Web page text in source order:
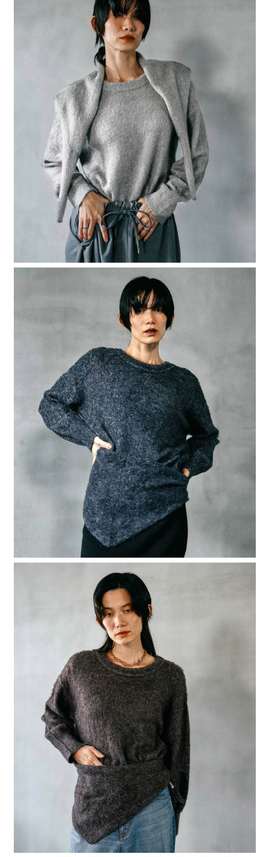
2.透過簡訊連結打開帳單後，可選擇「超商條碼／台灣大直營門市／銀行轉
帳／街口支付／iPASS MONEY」等通路繳費。
1.本服務係由「台灣大哥大股份有限公司」（以下簡稱本公司）所提供，讓
用戶於交易時，得透過本服務購買商品或服務，並由商店將買賣／分期付款
買賣價金債權讓與本公司後，依約使用本公司帳單繳交帳款。
2.基於同意付款使用「大哥付你分期」之契約關係目的，商店將以您的個人
資料（包含姓名、電話或地址）提供予台灣大哥大進項蒐集、處理及利用，
由本公司與您本人進行分期帳單所需資料之確認、核對及更正。
3.完整用戶服務條款，請詳閱以下連結：https://oppay.tw/userRule
１．於結帳方式選擇「AFTEE先享後付」後，將跳轉至「AFTEE先享後付」
結帳頁面，進行簡訊認證並確認金額後，即可完成結帳。
２．訂單成立數日內，您將收到繳費通知簡訊。
３．收到繳費通知簡訊後14天內，點擊此簡訊中的連結，可透過四大超商／
ATM／網路銀行／等多元方式進行付款，方視為交易完成。
※ 請注意：結帳手續完成當下不需立刻繳費，但若您需要取消訂單，請聯絡
購買商品的店家。未經商家同意取消之訂單仍視為有效，需透過AFTEE先享
後付繳納相關費用。
※ 交易是否成功請以「AFTEE先享後付 」之結帳頁面顯示為準，若有關於
是否繳費成功／繳費後需取消欲退款等相關疑問，請聯繫「AFTEE先享後付
客戶支援中心」https://netprotections.freshdesk.com/support/home
【注意事項】
１．透過由恩沛科技股份有限公司提供之「AFTEE先享後付」服務完成之交
易，需依本服務之必要範圍內提供個人資料，並將交易相關給付款項請求債
權轉讓予恩沛科技股份有限公司。
２．關於個人資料處理事宜，請瀏覽以下網址：https://aftee.tw/terms/#terms3
３．未成年的使用者請事先徵得法定代理人或監護人之同意方可使用
「AFTEE先享後付」，若未經同意申辦者引起之損失，本公司不負相關責
４．使用「AFTEE先享後付」時，將依據個別帳號之用戶狀況，依本公司即
時審查核予不同之上限額度；若仍有額度不足之情形，本公司將視審查結果
請求用戶進行身份認證。
５．嚴禁一人註冊多個帳號或使用他人資訊註冊。若發現惡意使用之情形，
恩沛科技股份有限公司將有權停止該用戶之使用額度並採取法律行動。
每筆NT$80，滿NT$888(含以上)免運費
每筆NT$80，滿NT$1,500(含以上)免運費
每筆NT$80，滿NT$1,500(含以上)免運費
每筆NT$80，滿NT$1,500(含以上)免運費